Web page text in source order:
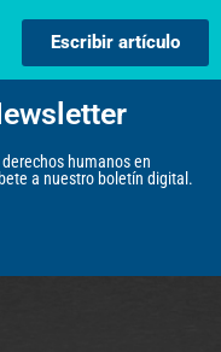
Escribir artículo
humanos en
a nuestro boletín digital.